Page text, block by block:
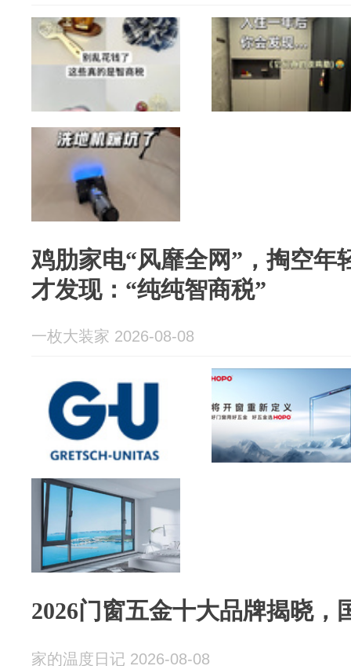
鸡肋家电“风靡全网”，掏空年
才发现：“纯纯智商税”
一枚大装家 2026-08-08
2026门窗五金十大品牌揭晓，
家的温度日记 2026-08-08